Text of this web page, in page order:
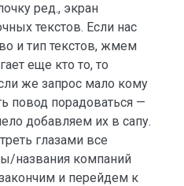
ред., экран
текстов. Если нас
и тип текстов, жмем
еще кто то, то
же запрос мало кому
повод порадоваться —
добавляем их в сапу.
глазами все
названия компаний
и перейдем к